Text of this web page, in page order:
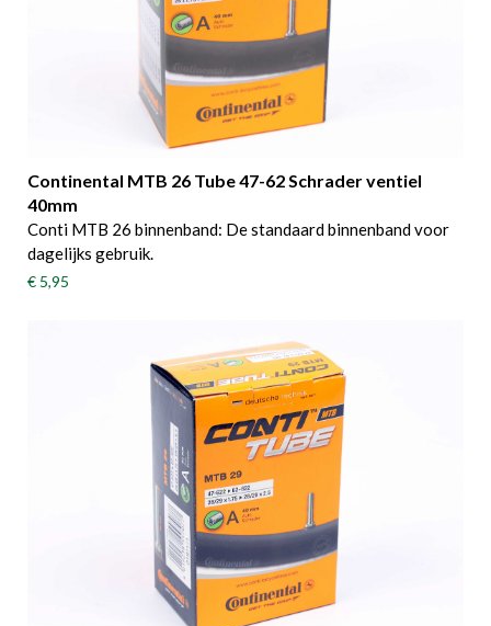
Continental MTB 26 Tube 47-62 Schrader ventiel
40mm
Conti MTB 26 binnenband: De standaard binnenband voor
dagelijks gebruik.
€ 5,95